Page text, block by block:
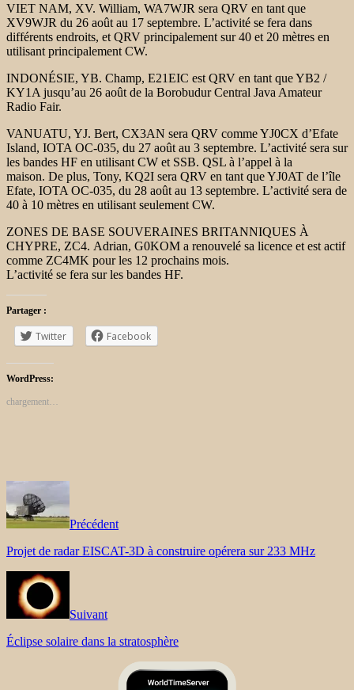
VIET NAM, XV. William, WA7WJR sera QRV en tant que
XV9WJR du 26 août au 17 septembre. L’activité se fera dans
différents endroits, et QRV principalement sur 40 et 20 mètres en
utilisant principalement CW.
INDONÉSIE, YB. Champ, E21EIC est QRV en tant que YB2 /
KY1A jusqu’au 26 août de la Borobudur Central Java Amateur
Radio Fair.
VANUATU, YJ. Bert, CX3AN sera QRV comme YJ0CX d’Efate
Island, IOTA OC-035, du 27 août au 3 septembre. L’activité sera sur
les bandes HF en utilisant CW et SSB. QSL à l’appel à la
maison. De plus, Tony, KQ2I sera QRV en tant que YJ0AT de l’île
Efate, IOTA OC-035, du 28 août au 13 septembre. L’activité sera de
40 à 10 mètres en utilisant seulement CW.
ZONES DE BASE SOUVERAINES BRITANNIQUES À
CHYPRE, ZC4. Adrian, G0KOM a renouvelé sa licence et est actif
comme ZC4MK pour les 12 prochains mois.
L’activité se fera sur les bandes HF.
Partager :
Twitter Facebook
WordPress:
chargement…
Précédent
Projet de radar EISCAT-3D à construire opérera sur 233 MHz
Suivant
Éclipse solaire dans la stratosphère